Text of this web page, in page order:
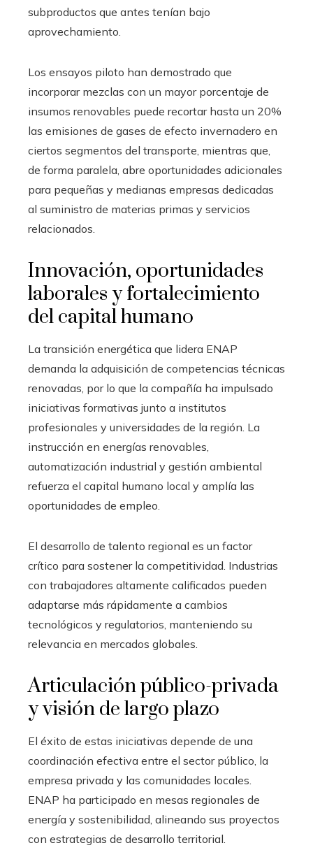
subproductos que antes tenían bajo
aprovechamiento.
Los ensayos piloto han demostrado que
incorporar mezclas con un mayor porcentaje de
insumos renovables puede recortar hasta un 20%
las emisiones de gases de efecto invernadero en
ciertos segmentos del transporte, mientras que,
de forma paralela, abre oportunidades adicionales
para pequeñas y medianas empresas dedicadas
al suministro de materias primas y servicios
relacionados.
Innovación, oportunidades
laborales y fortalecimiento
del capital humano
La transición energética que lidera ENAP
demanda la adquisición de competencias técnicas
renovadas, por lo que la compañía ha impulsado
iniciativas formativas junto a institutos
profesionales y universidades de la región. La
instrucción en energías renovables,
automatización industrial y gestión ambiental
refuerza el capital humano local y amplía las
oportunidades de empleo.
El desarrollo de talento regional es un factor
crítico para sostener la competitividad. Industrias
con trabajadores altamente calificados pueden
adaptarse más rápidamente a cambios
tecnológicos y regulatorios, manteniendo su
relevancia en mercados globales.
Articulación público-privada
y visión de largo plazo
El éxito de estas iniciativas depende de una
coordinación efectiva entre el sector público, la
empresa privada y las comunidades locales.
ENAP ha participado en mesas regionales de
energía y sostenibilidad, alineando sus proyectos
con estrategias de desarrollo territorial.